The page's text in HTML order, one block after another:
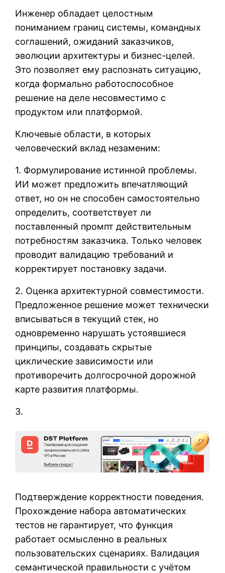
Инженер обладает целостным
пониманием границ системы, командных
соглашений, ожиданий заказчиков,
эволюции архитектуры и бизнес-целей.
Это позволяет ему распознать ситуацию,
когда формально работоспособное
решение на деле несовместимо с
продуктом или платформой.
Ключевые области, в которых
человеческий вклад незаменим:
1. Формулирование истинной проблемы.
ИИ может предложить впечатляющий
ответ, но он не способен самостоятельно
определить, соответствует ли
поставленный промпт действительным
потребностям заказчика. Только человек
проводит валидацию требований и
корректирует постановку задачи.
2. Оценка архитектурной совместимости.
Предложенное решение может технически
вписываться в текущий стек, но
одновременно нарушать устоявшиеся
принципы, создавать скрытые
циклические зависимости или
противоречить долгосрочной дорожной
карте развития платформы.
3.
Подтверждение корректности поведения.
Прохождение набора автоматических
тестов не гарантирует, что функция
работает осмысленно в реальных
пользовательских сценариях. Валидация
семантической правильности с учётом